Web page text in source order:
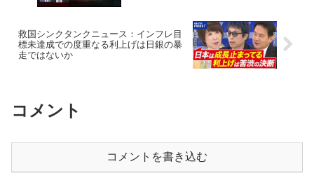
救国シンクタンクニュース：インフレ目
標未達成での度重なる利上げは日銀の暴
走ではないか
コメント
コメントを書き込む